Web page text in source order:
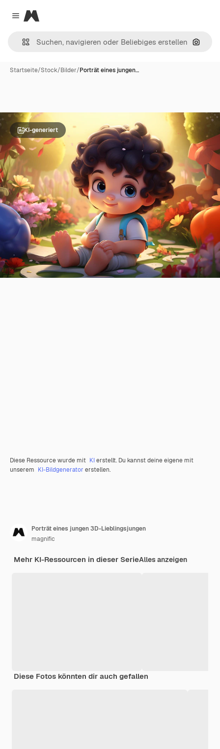
Close menu
Magnific
Nach
Startseite/Stock/Bilder/Porträt eines jungen…
KI-generiert
Diese Ressource wurde mit KIerstellt. Du kannst deine eigene mit
unserem KI-Bildgenerator erstellen.
Porträt eines jungen 3D-Lieblingsjungen
magnific
Mehr KI-Ressourcen in dieser SerieAlles anzeigen
Diese Fotos könnten dir auch gefallen